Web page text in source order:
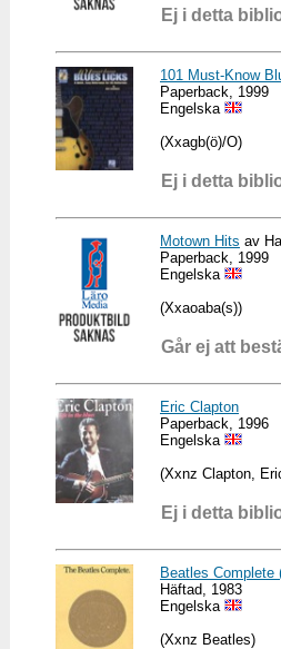
Ej i detta
101 Must-Know
Paperback, 1999
Engelska
(Xxagb(ö)/O)
Ej i detta
Motown Hits av
Paperback, 1999
Engelska
(Xxaoaba(s))
Går ej att
Eric Clapton
Paperback, 1996
Engelska
(Xxnz Clapton,
Ej i detta
Beatles Complete
Häftad, 1983
Engelska
(Xxnz Beatles)